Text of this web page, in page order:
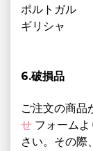
ポルトガル
ギリシャ
6.破損品
ご注文の商品
せ フォーム
さい。その際